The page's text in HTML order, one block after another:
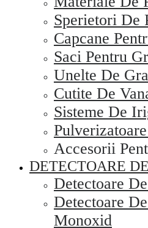
Sperietori De
Capcane
Saci Pentru
Unelte De
Cutite De
Sisteme De
Accesorii
DETECTOARE
Detectoare
Detectoare
Monoxid